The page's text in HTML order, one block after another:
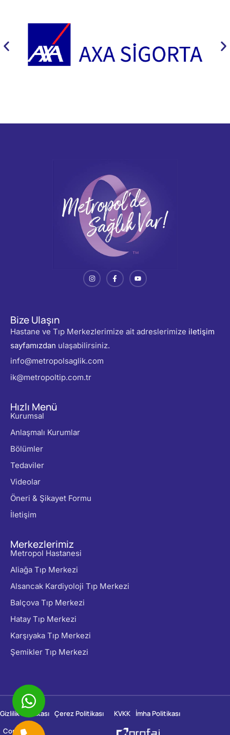
Bize Ulaşın
Hastane ve Tıp Merkezlerimize ait adreslerimize iletişim
sayfamızdan ulaşabilirsiniz.
info@metropolsaglik.com
ik@metropoltip.com.tr
Hızlı Menü
Kurumsal
Anlaşmalı Kurumlar
Bölümler
Tedaviler
Videolar
Öneri & Şikayet Formu
İletişim
Merkezlerimiz
Metropol Hastanesi
Aliağa Tıp Merkezi
Alsancak Kardiyoloji Tıp Merkezi
Balçova Tıp Merkezi
Hatay Tıp Merkezi
Karşıyaka Tıp Merkezi
Şemikler Tıp Merkezi
Copyright ©
Gizlilik Politikası Çerez Politikası KVKK İmha Politikası